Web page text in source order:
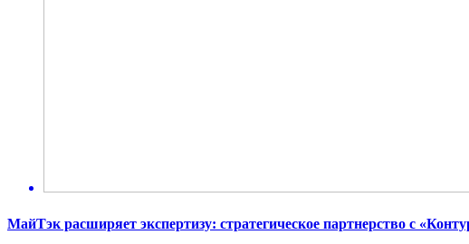
МайТэк расширяет экспертизу: стратегическое партнерство с